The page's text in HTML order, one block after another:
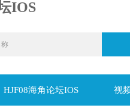
IOS
HJF08海角论坛IOS 视